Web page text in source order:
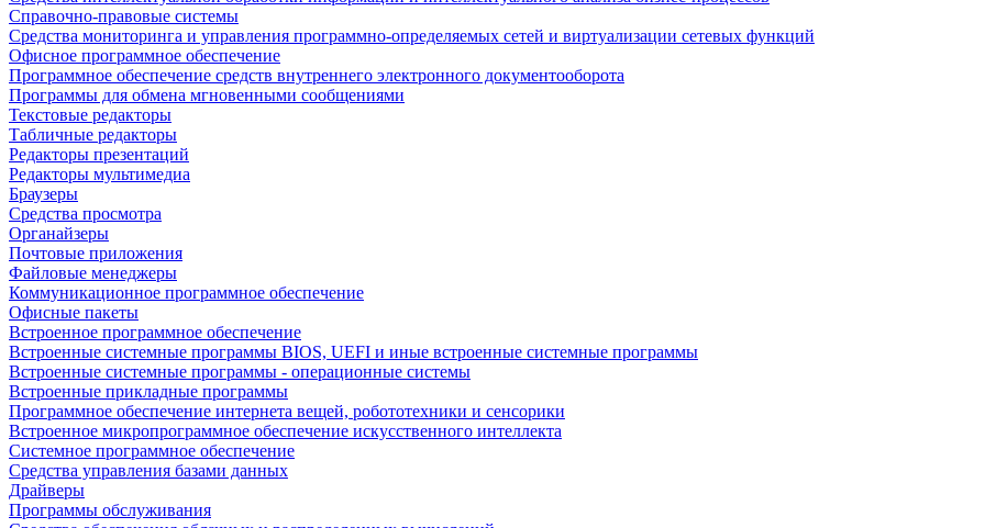
Справочно-правовые системы
Средства мониторинга и управления программно-определяемых сетей и виртуализации сетевых функций
Офисное программное обеспечение
Программное обеспечение средств внутреннего электронного документооборота
Программы для обмена мгновенными сообщениями
Текстовые редакторы
Табличные редакторы
Редакторы презентаций
Редакторы мультимедиа
Браузеры
Средства просмотра
Органайзеры
Почтовые приложения
Файловые менеджеры
Коммуникационное программное обеспечение
Офисные пакеты
Встроенное программное обеспечение
Встроенные системные программы BIOS, UEFI и иные встроенные системные программы
Встроенные системные программы - операционные системы
Встроенные прикладные программы
Программное обеспечение интернета вещей, робототехники и сенсорики
Встроенное микропрограммное обеспечение искусственного интеллекта
Системное программное обеспечение
Средства управления базами данных
Драйверы
Программы обслуживания